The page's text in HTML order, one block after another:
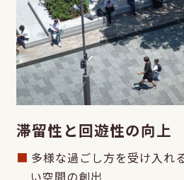
滞留性と回遊性の向上
多様な過ごし方を受け入れ
い空間の創出